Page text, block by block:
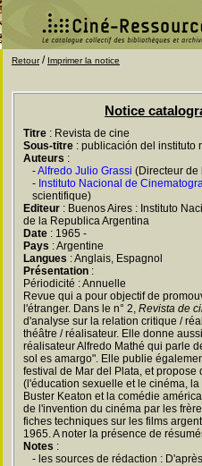
Retour/ Imprimer la notice
Notice
Titre : Revista de cine
Sous-titre : publicación del instituto
Auteurs :
-Alfredo Julio Grassi (Directeur de
- Instituto Nacional de
scientifique)
Editeur : Buenos Aires : Instituto
de la Republica Argentina
Date : 1965 -
Pays : Argentine
Langues : Anglais, Espagnol
Présentation :
Périodicité : Annuelle
Revue qui a pour objectif de
l'étranger. Dans le n° 2, Revista de
d'analyse sur la relation critique /
théâtre / réalisateur. Elle donne
réalisateur Alfredo Mathé qui parle
sol es amargo". Elle publie
festival de Mar del Plata, et propose
(l'éducation sexuelle et le cinéma,
Buster Keaton et la comédie
de l'invention du cinéma par les
fiches techniques sur les films
1965. A noter la présence de
Notes :
- les sources de rédaction :